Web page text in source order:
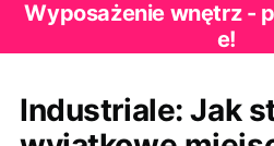
Wyposażenie wnętrz -
e!
Industriale: Jak